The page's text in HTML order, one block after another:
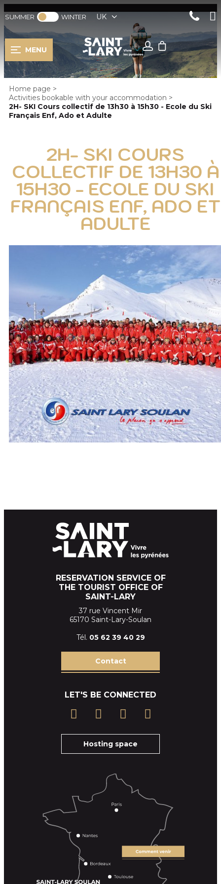
SUMMER WINTER UK
MENU
Home page >
Activities bookable with your accommodation >
2H- SKI Cours collectif de 13h30 à 15h30 - Ecole du Ski
Français Enf, Ado et Adulte
2H- SKI COURS
COLLECTIF DE 13H30 À
15H30 - ECOLE DU SKI
FRANÇAIS ENF, ADO ET
ADULTE
RESERVATION SERVICE OF
THE TOURIST OFFICE OF
SAINT-LARY
37 rue Vincent Mir
65170 Saint-Lary-Soulan
Tél. 05 62 39 40 29
Contact
LET'S BE CONNECTED
Hosting space